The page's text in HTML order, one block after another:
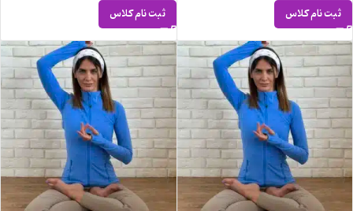
ثبت نام کلاس ثبت نام کلاس